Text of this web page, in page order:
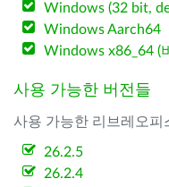
Windows (32 bit,
Windows Aarch64
Windows x86_64 (
사용 가능한 버전들
사용 가능한 리브레오피
26.2.5
26.2.4